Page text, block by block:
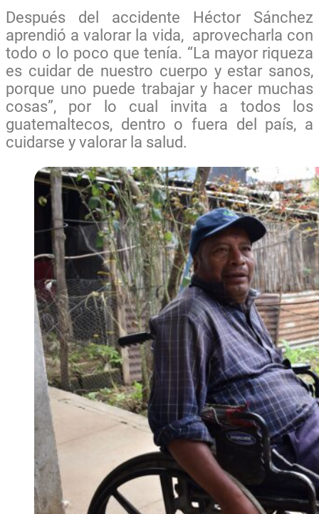
Después del accidente Héctor Sánchez
aprendió a valorar la vida, aprovecharla con
todo o lo poco que tenía. “La mayor riqueza
es cuidar de nuestro cuerpo y estar sanos,
porque uno puede trabajar y hacer muchas
cosas”, por lo cual invita a todos los
guatemaltecos, dentro o fuera del país, a
cuidarse y valorar la salud.